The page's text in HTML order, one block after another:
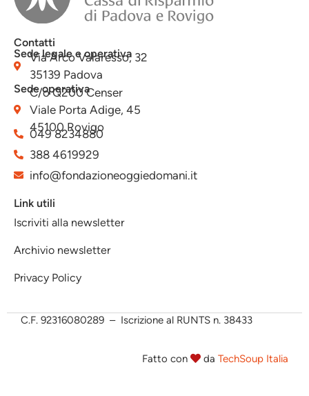
Contatti
Sede legale e operativa
Via Arco Valaresso, 32
35139 Padova
Sede operativa
C/o Q200 Censer
Viale Porta Adige, 45
45100 Rovigo
049 8234880
388 4619929
info@fondazioneoggiedomani.it
Link utili
Iscriviti alla newsletter
Archivio newsletter
Privacy Policy
C.F. 92316080289 – Iscrizione al RUNTS n. 38433
Fatto con da TechSoup Italia